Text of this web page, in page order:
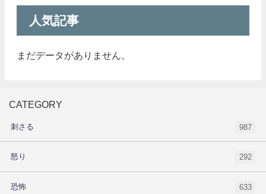
人気記事
まだデータがありません。
CATEGORY
刺さる 987
怒り 292
恐怖 633